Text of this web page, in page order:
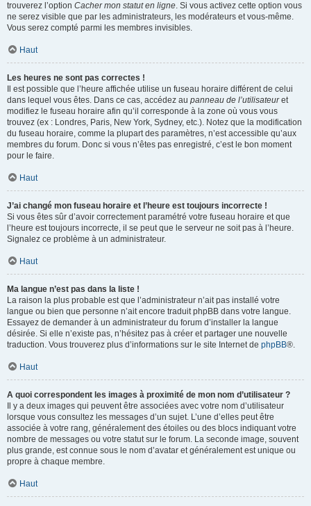
trouverez l’option Cacher mon statut en ligne. Si vous activez cette option vous
ne serez visible que par les administrateurs, les modérateurs et vous-même.
Vous serez compté parmi les membres invisibles.
Haut
Les heures ne sont pas correctes !
Il est possible que l’heure affichée utilise un fuseau horaire différent de celui
dans lequel vous êtes. Dans ce cas, accédez au panneau de l’utilisateuret
modifiez le fuseau horaire afin qu’il corresponde à la zone où vous vous
trouvez (ex : Londres, Paris, New York, Sydney, etc.). Notez que la modification
du fuseau horaire, comme la plupart des paramètres, n’est accessible qu’aux
membres du forum. Donc si vous n’êtes pas enregistré, c’est le bon moment
pour le faire.
Haut
J’ai changé mon fuseau horaire et l’heure est toujours incorrecte !
Si vous êtes sûr d’avoir correctement paramétré votre fuseau horaire et que
l’heure est toujours incorrecte, il se peut que le serveur ne soit pas à l’heure.
Signalez ce problème à un administrateur.
Haut
Ma langue n’est pas dans la liste !
La raison la plus probable est que l’administrateur n’ait pas installé votre
langue ou bien que personne n’ait encore traduit phpBB dans votre langue.
Essayez de demander à un administrateur du forum d’installer la langue
désirée. Si elle n’existe pas, n’hésitez pas à créer et partager une nouvelle
traduction. Vous trouverez plus d’informations sur le site Internet de phpBB®.
Haut
A quoi correspondent les images à proximité de mon nom d’utilisateur ?
Il y a deux images qui peuvent être associées avec votre nom d’utilisateur
lorsque vous consultez les messages d’un sujet. L’une d’elles peut être
associée à votre rang, généralement des étoiles ou des blocs indiquant votre
nombre de messages ou votre statut sur le forum. La seconde image, souvent
plus grande, est connue sous le nom d’avatar et généralement est unique ou
propre à chaque membre.
Haut